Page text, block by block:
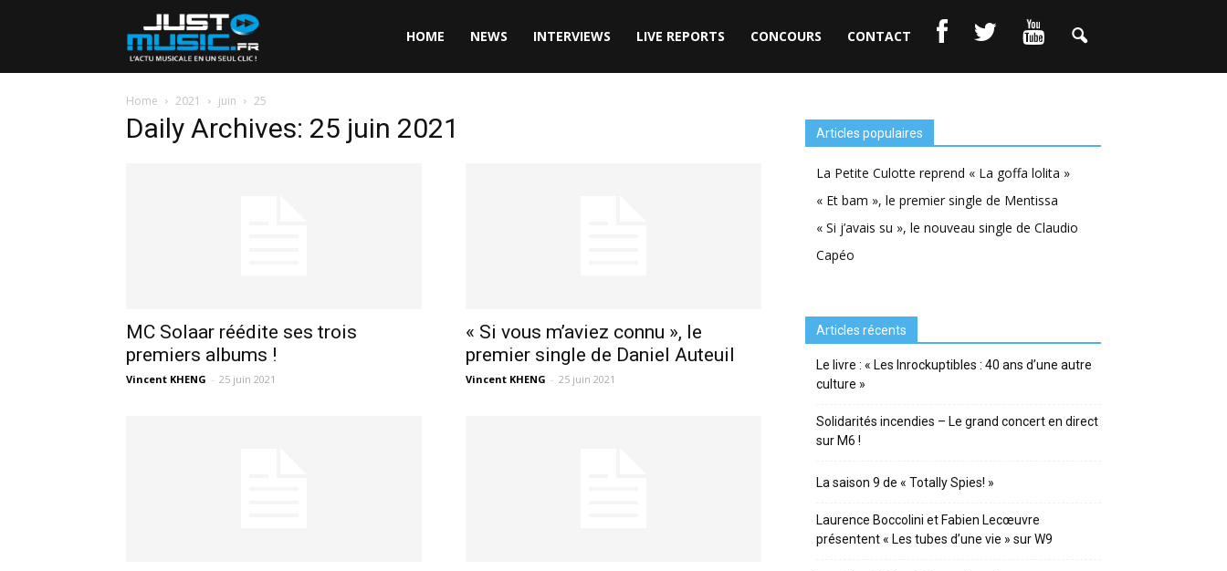
HOME NEWS INTERVIEWS LIVE REPORTS CONCOURS CONTACT
Home 2021 juin 25
Daily Archives: 25 juin 2021
MC Solaar réédite ses trois
premiers albums !
Vincent KHENG - 25 juin 2021
« Si vous m’aviez connu », le
premier single de Daniel Auteuil
Vincent KHENG - 25 juin 2021
Articles populaires
La Petite Culotte reprend « La goffa lolita »
« Et bam », le premier single de Mentissa
« Si j’avais su », le nouveau single de Claudio
Capéo
Articles récents
Le livre : « Les Inrockuptibles : 40 ans d’une autre
culture »
Solidarités incendies – Le grand concert en direct
sur M6 !
La saison 9 de « Totally Spies! »
Laurence Boccolini et Fabien Lecœuvre
présentent « Les tubes d’une vie » sur W9